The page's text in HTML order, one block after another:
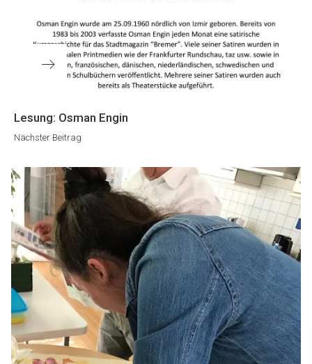
Nächster
Beitrag
Lesung: Osman Engin
Nächster Beitrag